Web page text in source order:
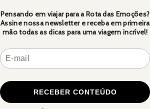
Pensando em viajar para a Rota das Emoções?
Assine nossa newsletter e receba em primeira
mão todas as dicas para uma viagem incrível!